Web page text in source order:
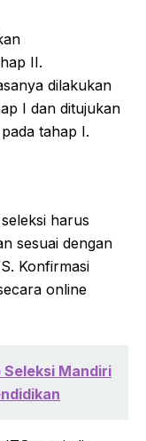
II.
dilakukan
I dan ditujukan
tahap I.
harus
sesuai dengan
Konfirmasi
online
Seleksi Mandiri